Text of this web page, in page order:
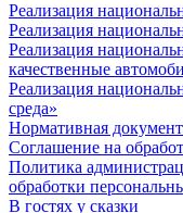
Реализация
Реализация
Реализация
качественные
Реализация
среда»
Нормативная
Соглашение на
Политика
обработки
В гостях у сказки